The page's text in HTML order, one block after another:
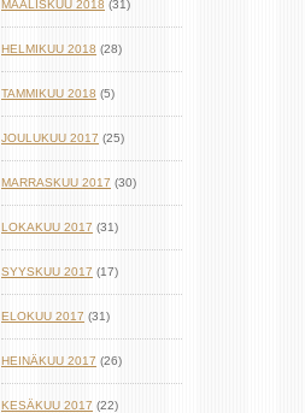
MAALISKUU 2018 (31)
HELMIKUU 2018 (28)
TAMMIKUU 2018 (5)
JOULUKUU 2017 (25)
MARRASKUU 2017 (30)
LOKAKUU 2017 (31)
SYYSKUU 2017 (17)
ELOKUU 2017 (31)
HEINÄKUU 2017 (26)
KESÄKUU 2017 (22)